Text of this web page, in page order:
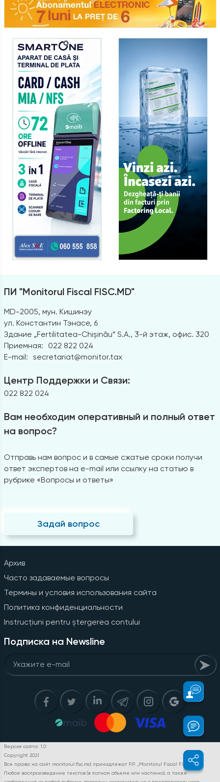
ПИ "Monitorul Fiscal FISC.MD"
MD-2005, мун. Кишинэу
ул. Константин Тэнасе, 6
Здание „Fertilitatea-Chișinău” S.A., 3-й этаж, офис. 320
Приемная:
022 822 024
E-mail: secretariat@monitor.tax
Центр Поддержки и Связи:
022 822 024
Вам необходим оперативный и полный ответ
на вопрос?
Отправь нам вопрос и в самые сжатые сроки получи
ответ экспертов на e-mail или ссылку на статью в
рубрике «Вопросы и ответы»
Задай вопрос
Архив
Часто задаваемые вопросы
Термины и условия использования сайта
Политика конфиденциальности
Instrucțiuni pentru ștergerea contului
Подписка на Newsline
Версия сайта: 1.0
Copyright 2021
Все права на сайт monitorul.fisc.md принадлежат P.P. „Monitorul Fiscal FISC.MD”.
Любое воспроизведение текстов (в полном объеме или частично), а также